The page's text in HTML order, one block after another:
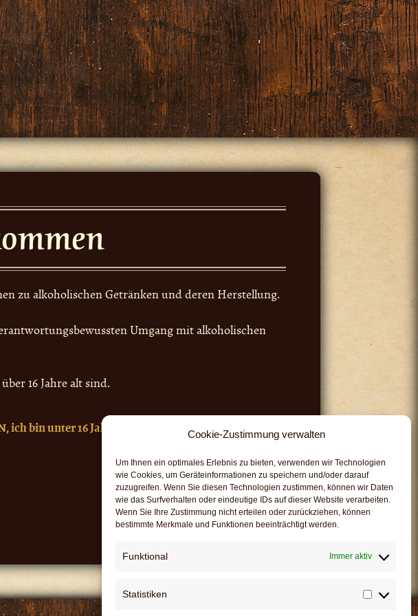
Cookie-Zustimmung verwalten
Um Ihnen ein optimales Erlebnis zu bieten, verwenden wir Technologien
wie Cookies, um Geräteinformationen zu speichern und/oder darauf
zuzugreifen. Wenn Sie diesen Technologien zustimmen, können wir Daten
wie das Surfverhalten oder eindeutige IDs auf dieser Website verarbeiten.
Wenn Sie Ihre Zustimmung nicht erteilen oder zurückziehen, können
bestimmte Merkmale und Funktionen beeinträchtigt werden.
Funktional Immer aktiv
Statistiken
zu alkoholischen Getränken und deren Herstellung.
Umgang mit alkoholischen
16 Jahre alt sind.
ich bin unter 16 Jahre alt